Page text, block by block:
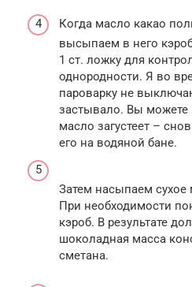
Когда масло какао
высыпаем в него
1 ст. ложку для
однородности. Я во
пароварку не
застывало. Вы можете
масло загустеет –
его на водяной бане.
Затем насыпаем
При необходимости
кэроб. В результате
шоколадная масса
сметана.